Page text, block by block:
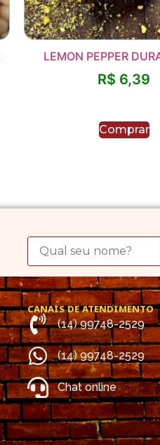
LEMON PEPPER
R$ 6,39
Comprar
CANAIS DE ATENDIMENTO
(14) 99748-2529
(14) 99748-2529
Chat online